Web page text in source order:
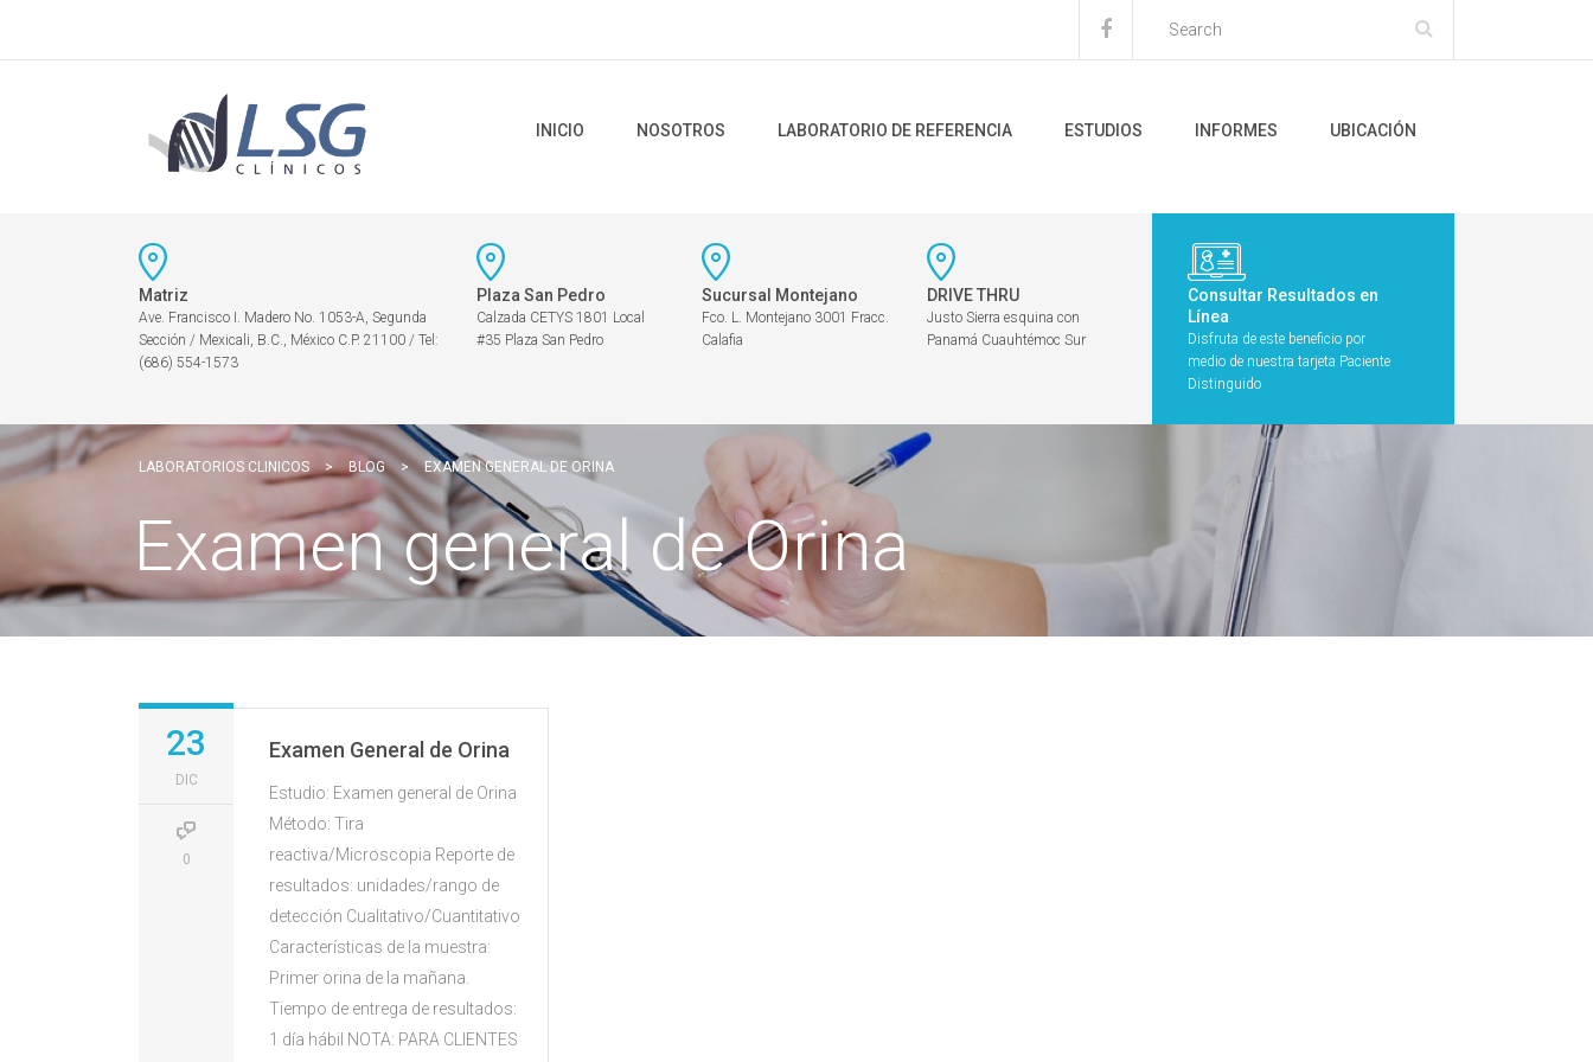
INICIO NOSOTROS LABORATORIO DE REFERENCIA ESTUDIOS INFORMES UBICACIÓN
Matriz
Ave. Francisco I. Madero No. 1053-A, Segunda
Sección / Mexicali, B.C., México C.P. 21100 / Tel:
(686) 554-1573
Plaza San Pedro
Calzada CETYS 1801 Local
#35 Plaza San Pedro
Sucursal Montejano
Fco. L. Montejano 3001 Fracc.
Calafia
DRIVE THRU
Justo Sierra esquina con
Panamá Cuauhtémoc Sur
Consultar Resultados en
Línea
Disfruta de este beneficio por
medio de nuestra tarjeta Paciente
Distinguido
LABORATORIOS CLINICOS > BLOG > EXAMEN GENERAL DE ORINA
Examen general de Orina
23
DIC
0
Examen General de Orina
Estudio: Examen general de Orina
Método: Tira
reactiva/Microscopia Reporte de
resultados: unidades/rango de
detección Cualitativo/Cuantitativo
Características de la muestra:
Primer orina de la mañana.
Tiempo de entrega de resultados:
1 día hábil NOTA: PARA CLIENTES